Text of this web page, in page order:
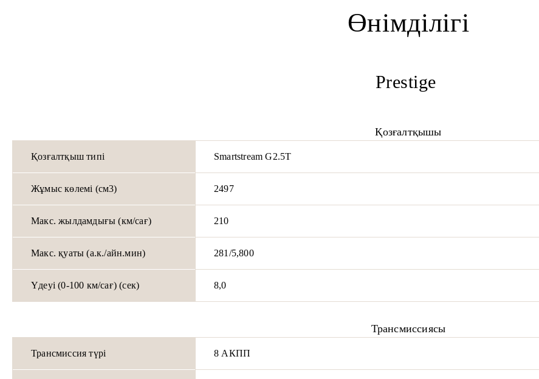
Өнімділігі
Prestige
Қозғалтқышы
Қозғалтқыш типі Smartstream G2.5T
Жұмыс көлемі (см3) 2497
Макс. жылдамдығы (км/сағ) 210
Макс. қуаты (а.к./айн.мин) 281/5,800
Үдеуі (0-100 км/сағ) (сек) 8,0
Трансмиссиясы
Трансмиссия түрі 8 АКПП